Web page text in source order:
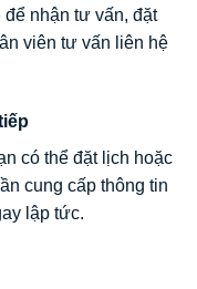
để nhận tư vấn, đặt
viên tư vấn liên hệ
có thể đặt lịch hoặc
cung cấp thông tin
lập tức.